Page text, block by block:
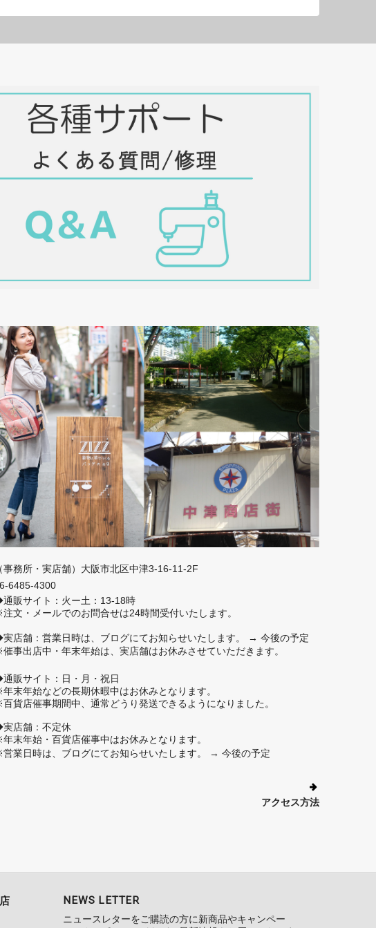
（事務所・実店舗）大阪市北区中津3-16-11-2F
6485-4300
販サイト：火ー土：13-18時
文・メールでのお問合せは24時間受付いたします。
店舗：営業日時は、ブログにてお知らせいたします。
→ 今後の予定
事出店中・年末年始は、実店舗はお休みさせていただきます。
販サイト：日・月・祝日
末年始などの長期休暇中はお休みとなります。
貨店催事期間中、通常どうり発送できるようになりました。
店舗：不定休
末年始・百貨店催事中はお休みとなります。
業日時は、ブログにてお知らせいたします。
→ 今後の予定
アクセス方法
NEWS LETTER
ニュースレターをご購読の方に新商品やキャンペー